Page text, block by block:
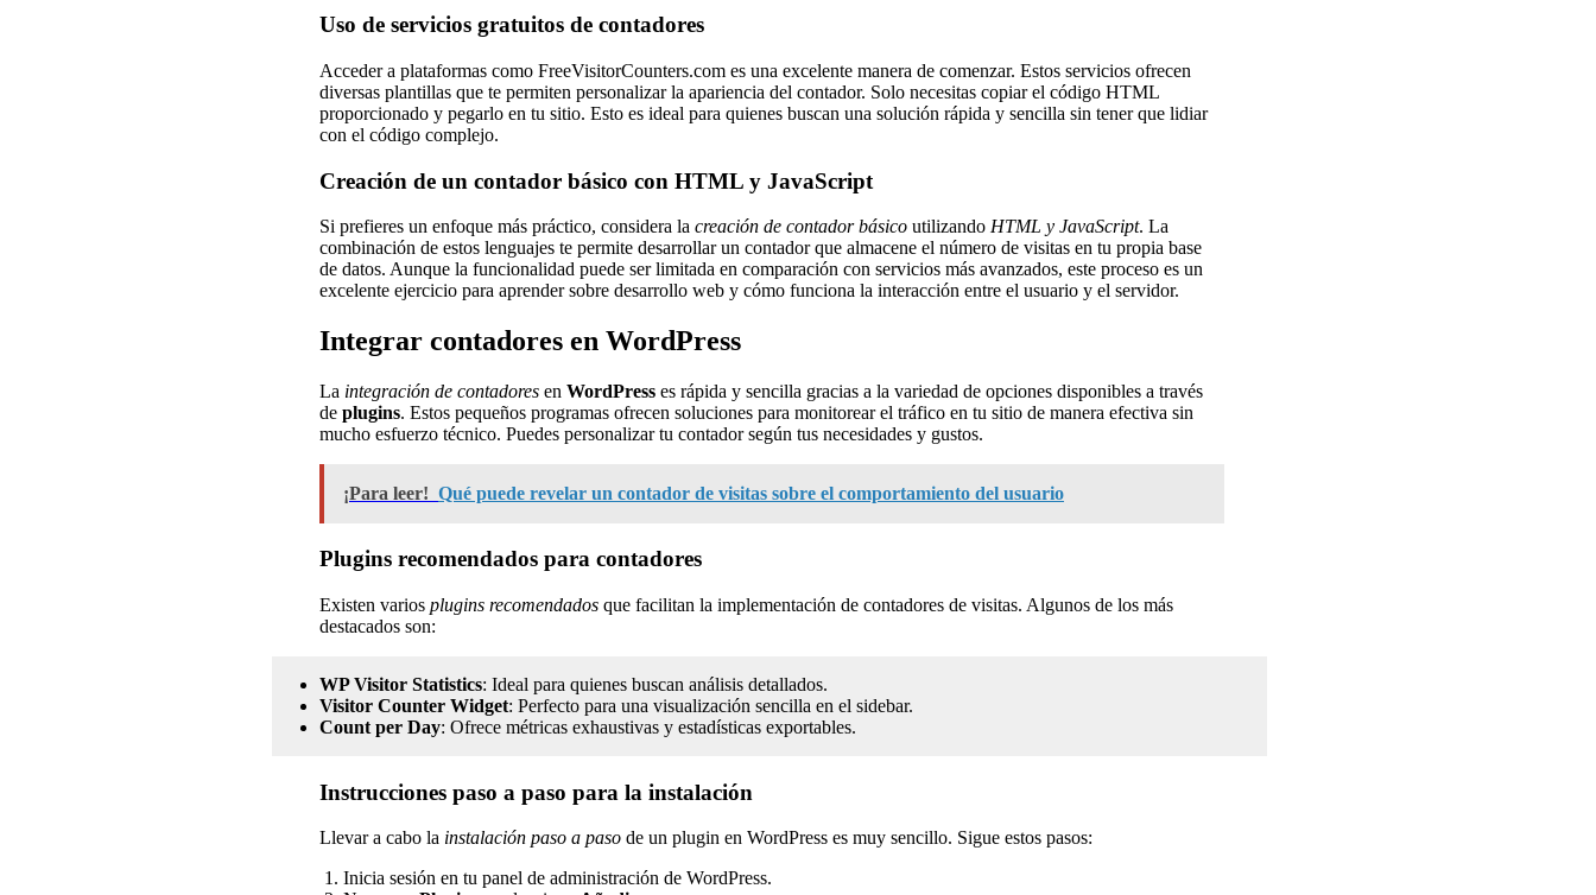
Uso de servicios gratuitos de contadores
Acceder a plataformas como FreeVisitorCounters.com es una excelente manera de comenzar. Estos servicios ofrecen
diversas plantillas que te permiten personalizar la apariencia del contador. Solo necesitas copiar el código HTML
proporcionado y pegarlo en tu sitio. Esto es ideal para quienes buscan una solución rápida y sencilla sin tener que lidiar
con el código complejo.
Creación de un contador básico con HTML y JavaScript
Si prefieres un enfoque más práctico, considera la creación de contador básico utilizando HTML y JavaScript. La
combinación de estos lenguajes te permite desarrollar un contador que almacene el número de visitas en tu propia base
de datos. Aunque la funcionalidad puede ser limitada en comparación con servicios más avanzados, este proceso es un
excelente ejercicio para aprender sobre desarrollo web y cómo funciona la interacción entre el usuario y el servidor.
Integrar contadores en WordPress
La integración de contadores en WordPress es rápida y sencilla gracias a la variedad de opciones disponibles a través
de plugins. Estos pequeños programas ofrecen soluciones para monitorear el tráfico en tu sitio de manera efectiva sin
mucho esfuerzo técnico. Puedes personalizar tu contador según tus necesidades y gustos.
¡Para leer! Qué puede revelar un contador de visitas sobre el comportamiento del usuario
Plugins recomendados para contadores
Existen varios plugins recomendados que facilitan la implementación de contadores de visitas. Algunos de los más
destacados son:
WP Visitor Statistics: Ideal para quienes buscan análisis detallados.
Visitor Counter Widget: Perfecto para una visualización sencilla en el sidebar.
Count per Day: Ofrece métricas exhaustivas y estadísticas exportables.
Instrucciones paso a paso para la instalación
Llevar a cabo la instalación paso a paso de un plugin en WordPress es muy sencillo. Sigue estos pasos:
Inicia sesión en tu panel de administración de WordPress.